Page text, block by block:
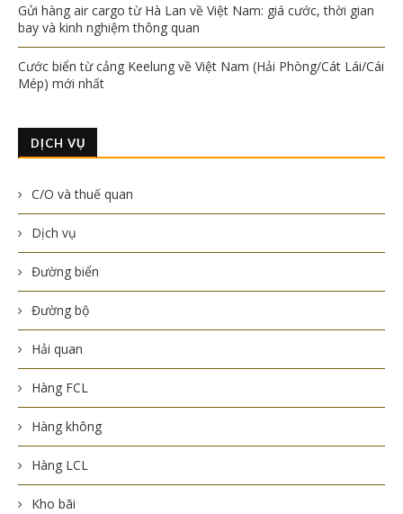
Gửi hàng air cargo từ Hà Lan về Việt Nam: giá cước, thời gian
bay và kinh nghiệm thông quan
Cước biển từ cảng Keelung về Việt Nam (Hải Phòng/Cát Lái/Cái
Mép) mới nhất
DỊCH VỤ
C/O và thuế quan
Dịch vụ
Đường biển
Đường bộ
Hải quan
Hàng FCL
Hàng không
Hàng LCL
Kho bãi